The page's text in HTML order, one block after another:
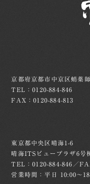
京都府京都市中京区蛸薬
TEL：0120-884-846
FAX：0120-884-813
東京都中央区晴海1-6
晴海ITSビュープラザ6号
TEL：0120-884-846／
営業時間：平日 10:00～